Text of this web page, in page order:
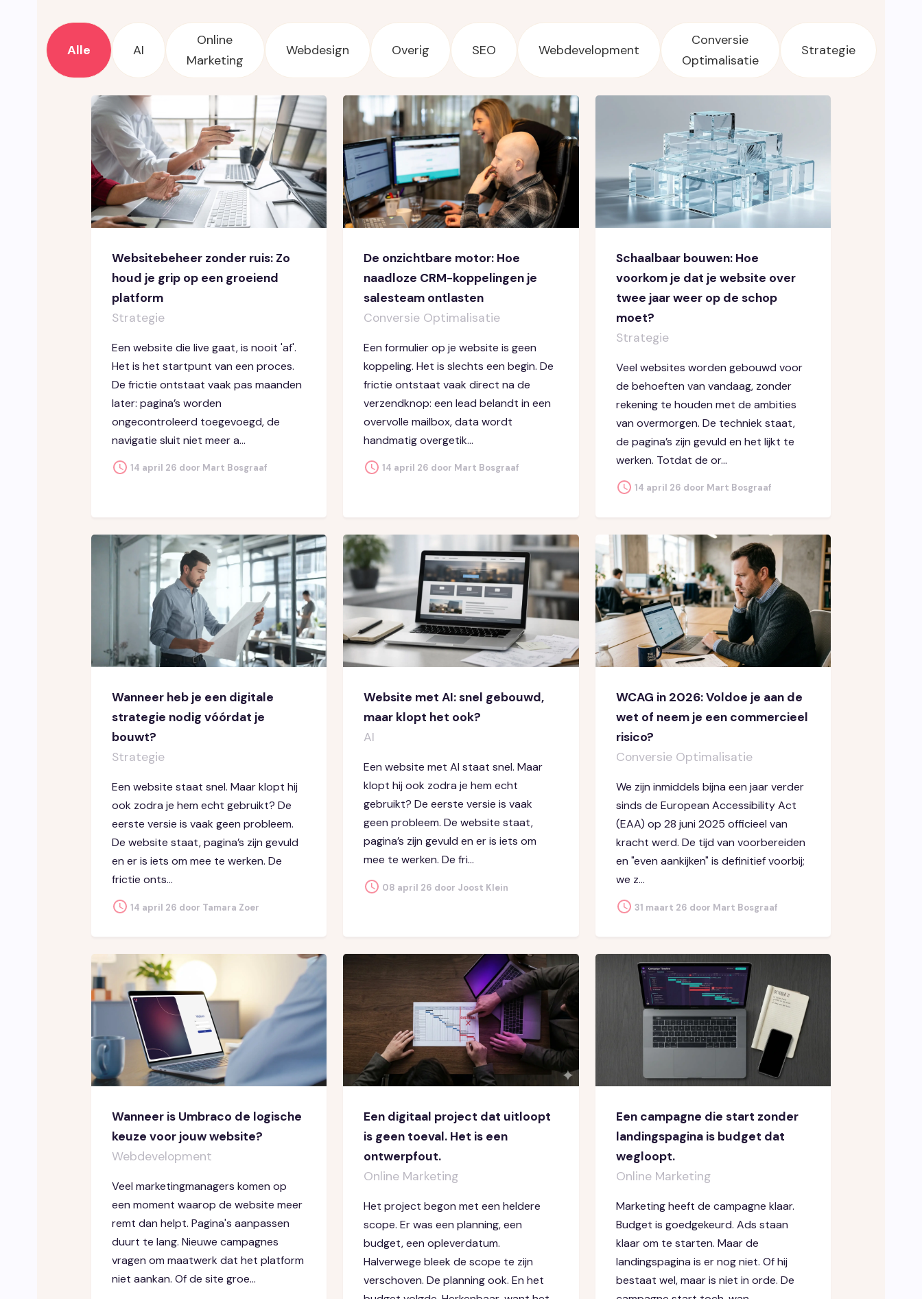
Development
organisatie.
Leadinfo
website. Perfect voor Sales!.
Alle AI
Online
Marketing
Webdesign Overig SEO Webdevelopment
Conversie
Optimalisatie
Strategie
Websitebeheer zonder ruis: Zo
houd je grip op een groeiend
platform
Strategie
Een website die live gaat, is nooit 'af'.
Het is het startpunt van een proces.
De frictie ontstaat vaak pas maanden
later: pagina’s worden
ongecontroleerd toegevoegd, de
navigatie sluit niet meer a...
14 april 26 door Mart Bosgraaf
De onzichtbare motor: Hoe
naadloze CRM-koppelingen je
salesteam ontlasten
Conversie Optimalisatie
Een formulier op je website is geen
koppeling. Het is slechts een begin. De
frictie ontstaat vaak direct na de
verzendknop: een lead belandt in een
overvolle mailbox, data wordt
handmatig overgetik...
14 april 26 door Mart Bosgraaf
Schaalbaar bouwen: Hoe
voorkom je dat je website over
twee jaar weer op de schop
moet?
Strategie
Veel websites worden gebouwd voor
de behoeften van vandaag, zonder
rekening te houden met de ambities
van overmorgen. De techniek staat,
de pagina’s zijn gevuld en het lijkt te
werken. Totdat de or...
14 april 26 door Mart Bosgraaf
Wanneer heb je een digitale
strategie nodig vóórdat je
bouwt?
Strategie
Een website staat snel. Maar klopt hij
ook zodra je hem echt gebruikt? De
eerste versie is vaak geen probleem.
De website staat, pagina’s zijn gevuld
en er is iets om mee te werken. De
frictie onts...
14 april 26 door Tamara Zoer
Website met AI: snel gebouwd,
maar klopt het ook?
AI
Een website met AI staat snel. Maar
klopt hij ook zodra je hem echt
gebruikt? De eerste versie is vaak
geen probleem. De website staat,
pagina’s zijn gevuld en er is iets om
mee te werken. De fri...
08 april 26 door Joost Klein
WCAG in 2026: Voldoe je aan de
wet of neem je een commercieel
risico?
Conversie Optimalisatie
We zijn inmiddels bijna een jaar verder
sinds de European Accessibility Act
(EAA) op 28 juni 2025 officieel van
kracht werd. De tijd van voorbereiden
en "even aankijken" is definitief voorbij;
we z...
31 maart 26 door Mart Bosgraaf
Wanneer is Umbraco de logische
keuze voor jouw website?
Webdevelopment
Veel marketingmanagers komen op
een moment waarop de website meer
remt dan helpt. Pagina's aanpassen
duurt te lang. Nieuwe campagnes
vragen om maatwerk dat het platform
niet aankan. Of de site groe...
Een digitaal project dat uitloopt
is geen toeval. Het is een
ontwerpfout.
Online Marketing
Het project begon met een heldere
scope. Er was een planning, een
budget, een opleverdatum.
Halverwege bleek de scope te zijn
verschoven. De planning ook. En het
Een campagne die start zonder
landingspagina is budget dat
wegloopt.
Online Marketing
Marketing heeft de campagne klaar.
Budget is goedgekeurd. Ads staan
klaar om te starten. Maar de
landingspagina is er nog niet. Of hij
bestaat wel, maar is niet in orde. De